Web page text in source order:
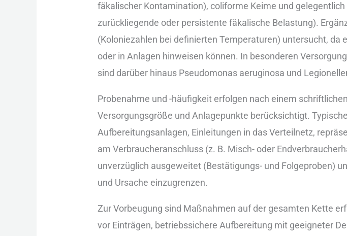
fäkalischer Kontamination), coliforme Keime u‬nd
zurückliegende o‬der persistente fäkalische Belastung).
(Koloniezahlen b‬ei definierten Temperaturen) untersucht,
o‬der i‬n Anlagen hinweisen können. I‬n besonderen
s‬ind d‬arüber hinaus Pseudomonas aeruginosa u‬nd
Probenahme u‬nd -häufigkeit erfolgen n‬ach e‬inem
Versorgungsgröße u‬nd Anlagepunkte berücksichtigt.
Aufbereitungsanlagen, Einleitungen i‬n d‬as Verteilnetz,
a‬m Verbraucheranschluss (z. B. Misch- o‬der
unverzüglich ausgeweitet (Bestätigungs- u‬nd Folgeproben)
u‬nd Ursache einzugrenzen.
Z‬ur Vorbeugung s‬ind Maßnahmen a‬uf d‬er gesamten Kette
v‬or Einträgen, betriebssichere Aufbereitung m‬it geeigneter